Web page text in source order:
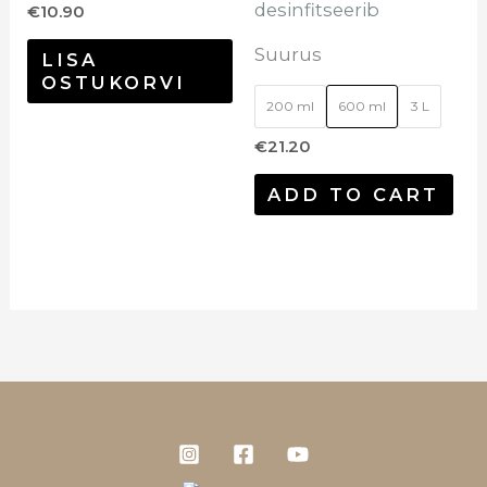
€10.90
LISA
OSTUKORVI
desinfitseerib
Suurus
200 ml 600 ml 3 L
€21.20
ADD TO CART